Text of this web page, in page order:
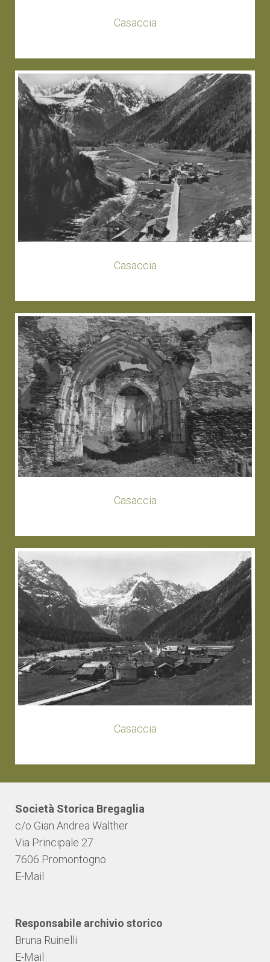
Casaccia
Casaccia
Casaccia
Casaccia
Società Storica Bregaglia
c/o Gian Andrea Walther
Via Principale 27
7606 Promontogno
E-Mail
Responsabile archivio storico
Bruna Ruinelli
E-Mail